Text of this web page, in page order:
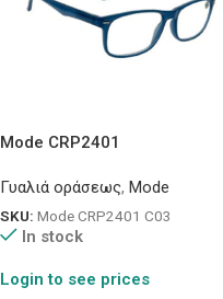
Mode CRP2401
Γυαλιά οράσεως, Mode
SKU: Mode CRP2401 C03
In stock
Login to see prices